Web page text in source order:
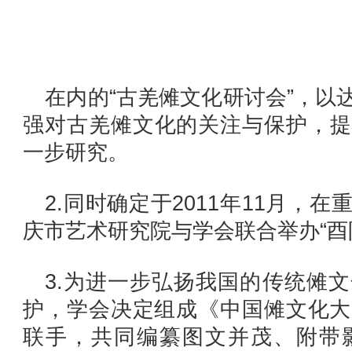
在内的“古羌傩文化研讨会”，以
强对古羌傩文化的关注与保护，
一步研究。
2.同时确定于2011年11月，在
庆市艺术研究院与学会联合举办“
3.为进一步弘扬我国的传统傩
护，学会决定组成《中国傩文化
联手，共同编纂图文并茂、附带